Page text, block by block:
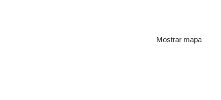
Mostrar mapa